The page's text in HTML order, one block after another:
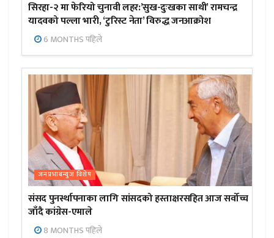
सिरहा-२ मा फेरियो चुनावी लहर:’सुख-दुःखका साथी’ रामचन्द्र
यादवको पल्ला भारी, ‘टुरिस्ट नेता’ विरुद्ध जनआक्रोश
6 MONTHS पहिले
जनप्रभाबन्युज विशेष
संसद पुनर्स्थापनाका लागि सांसदको हस्ताक्षरसहित आज सर्वोच्च
जाँदै कांग्रेस-एमाले
8 MONTHS पहिले